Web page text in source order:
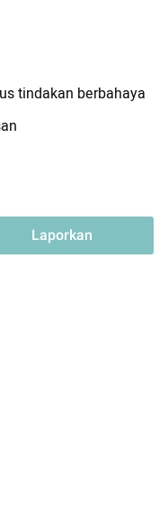
tindakan berbahaya
Laporkan